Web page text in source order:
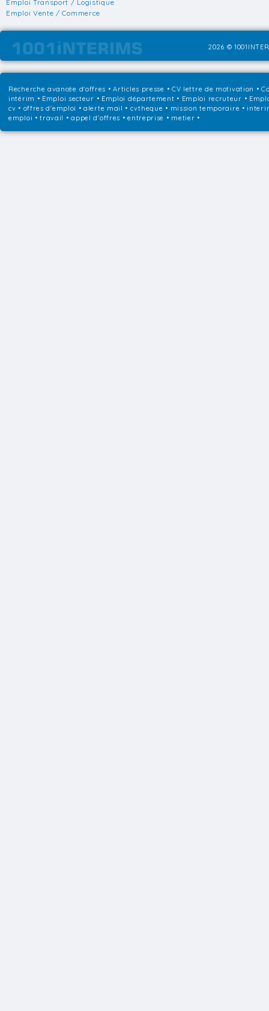
Emploi Transport / Logistique
Emploi Vente / Commerce
2026 ©
Recherche avancée d'offres •Articles presse • CV lettre de motivation •
intérim • Emploi secteur • Emploi département • Emploi recruteur •
cv • offres d'emploi • alerte mail • cvtheque • mission temporaire •
emploi • travail • appel d'offres • entreprise • metier •